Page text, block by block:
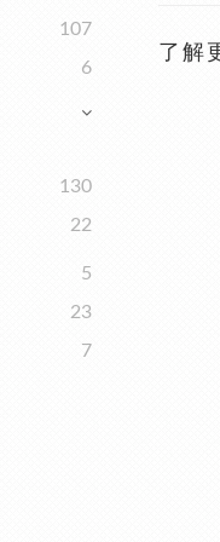
107
6
130
22
5
23
7
了解